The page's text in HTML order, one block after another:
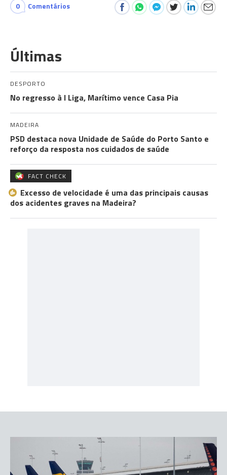
0 Comentários
Últimas
DESPORTO
No regresso à I Liga, Marítimo vence Casa Pia
MADEIRA
PSD destaca nova Unidade de Saúde do Porto Santo e
reforço da resposta nos cuidados de saúde
FACT CHECK
Excesso de velocidade é uma das principais causas
dos acidentes graves na Madeira?